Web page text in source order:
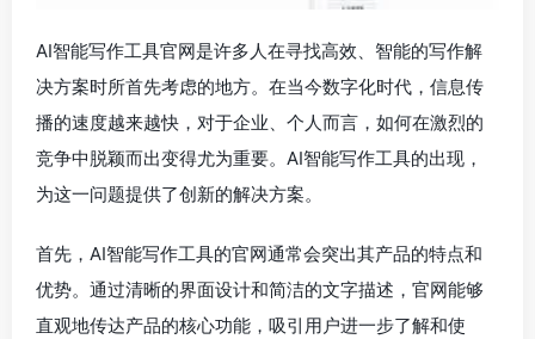
AI智能写作工具官网是许多人在寻找高效、智能的写作解
决方案时所首先考虑的地方。在当今数字化时代，信息传
播的速度越来越快，对于企业、个人而言，如何在激烈的
竞争中脱颖而出变得尤为重要。AI智能写作工具的出现，
为这一问题提供了创新的解决方案。
首先，AI智能写作工具的官网通常会突出其产品的特点和
优势。通过清晰的界面设计和简洁的文字描述，官网能够
直观地传达产品的核心功能，吸引用户进一步了解和使